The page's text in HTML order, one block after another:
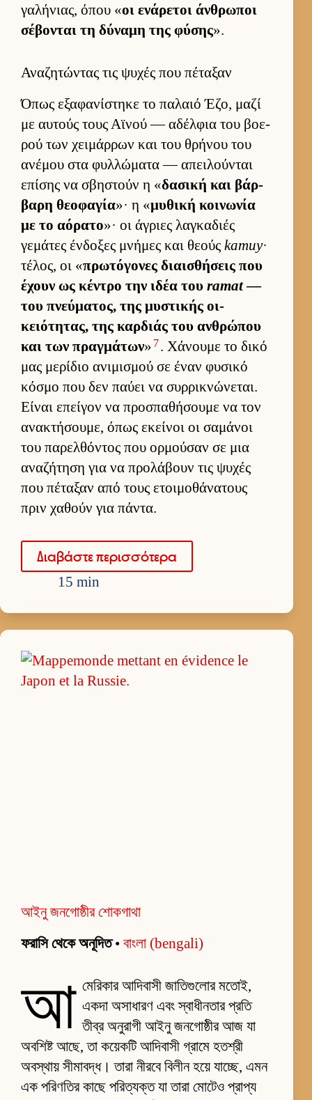
γαλήνιας, όπου «οι ενάρετοι άν­θρωποι
σέβονται τη δύναμη της φύσης».
Αναζητώντας τις ψυχές που πέταξαν
Όπως εξαφανίστηκε το παλαιό Έζο, μαζί
με αυ­τούς τους Αϊνού — αδέλ­φια του βοε­
ρού των χει­μάρ­ρων και του θρήνου του
ανέμου στα φυλ­λώματα — απει­λού­νται
επίσης να σβηστούν η «δασική και βάρ­
βαρη θεοφαγία»· η «μυθική κοι­νωνία
με το αόρατο»· οι άγριες λαγκαδιές
γεμάτες έν­δοξες μνήμες και θεούς kamuy·
τέλος, οι «πρωτόγονες διαι­σθήσεις που
έχουν ως κέντρο την ιδέα του ramat—
του πνεύ­ματος, της μυστικής οι­
κειότητας, της καρ­διάς του αν­θρώπου
και των πραγ­μάτων» 7. Χάνουμε το δικό
μας μερίδιο ανιμισμού σε έναν φυσικό
κόσμο που δεν παύει να συρ­ρικνώνεται.
Εί­ναι επεί­γον να προσπαθήσουμε να τον
ανακτήσου­με, όπως εκεί­νοι οι σαμάνοι
του παρελ­θόντος που ορ­μού­σαν σε μια
αναζήτηση για να προλάβουν τις ψυχές
που πέταξαν από τους ετοι­μοθάνατους
πριν χαθούν για πάντα.
Δια­βάστε περισ­σότερα
15 min
আইনু জনগোষ্ঠীর শোকগাথা
ফরাসি থেকে অনূদিত• বাংলা (bengali)
আ মেরিকার আদিবাসী জাতিগুলোর মতোই,
একদা অসাধারণ এবং স্বাধীনতার প্রতি
তীব্র অনুরাগী আইনু জনগোষ্ঠীর আজ যা
অবশিষ্ট আছে, তা কয়েকটি আদিবাসী গ্রামে হতশ্রী
অবস্থায় সীমাবদ্ধ। তারা নীরবে বিলীন হয়ে যাচ্ছে, এমন
এক পরিণতির কাছে পরিত্যক্ত যা তারা মোটেও প্রাপ্য